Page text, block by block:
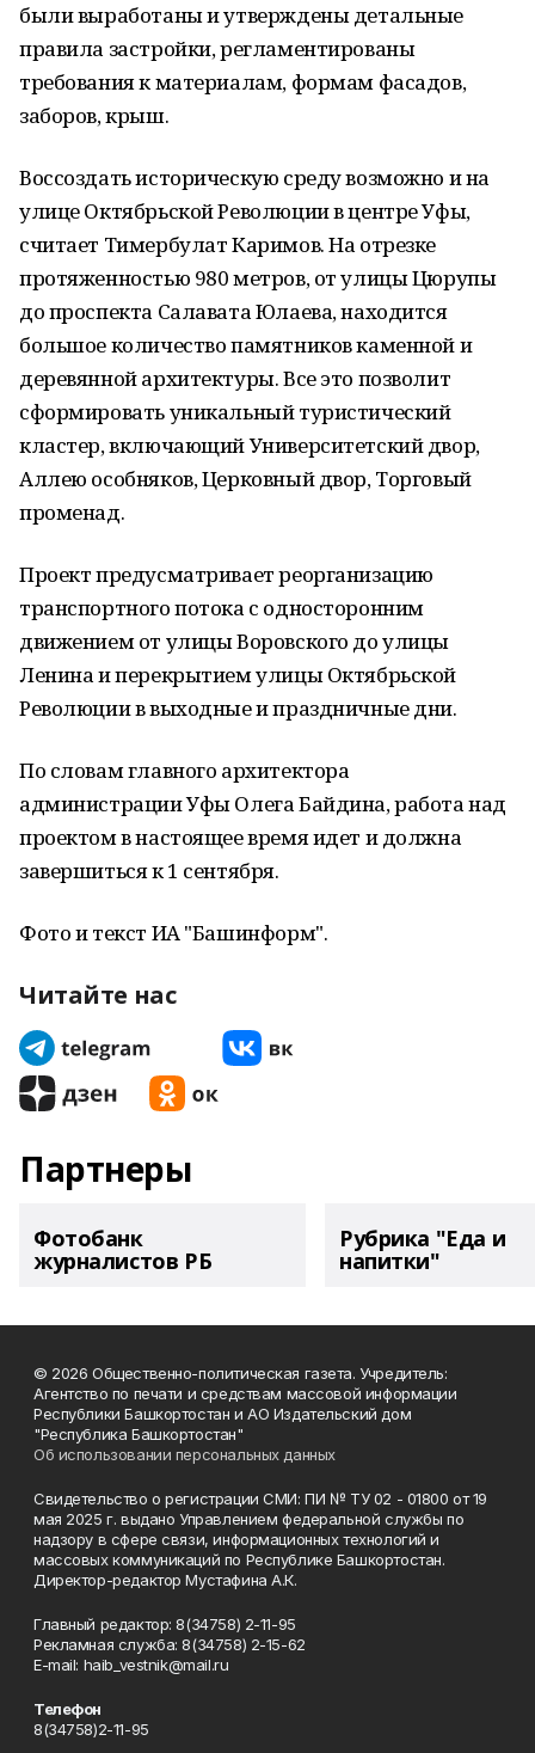
были выработаны и утверждены детальные
правила застройки, регламентированы
требования к материалам, формам фасадов,
заборов, крыш.
Воссоздать историческую среду возможно и на
улице Октябрьской Революции в центре Уфы,
считает Тимербулат Каримов. На отрезке
протяженностью 980 метров, от улицы Цюрупы
до проспекта Салавата Юлаева, находится
большое количество памятников каменной и
деревянной архитектуры. Все это позволит
сформировать уникальный туристический
кластер, включающий Университетский двор,
Аллею особняков, Церковный двор, Торговый
променад.
Проект предусматривает реорганизацию
транспортного потока с односторонним
движением от улицы Воровского до улицы
Ленина и перекрытием улицы Октябрьской
Революции в выходные и праздничные дни.
По словам главного архитектора
администрации Уфы Олега Байдина, работа над
проектом в настоящее время идет и должна
завершиться к 1 сентября.
Фото и текст ИА "Башинформ".
Читайте нас
Партнеры
Фотобанк
журналистов РБ
Рубрика "Еда и
напитки"
© 2026 Общественно-политическая газета. Учредитель:
Агентство по печати и средствам массовой информации
Республики Башкортостан и АО Издательский дом
"Республика Башкортостан"
Об использовании персональных данных
Свидетельство о регистрации СМИ: ПИ № ТУ 02 - 01800 от 19
мая 2025 г. выдано Управлением федеральной службы по
надзору в сфере связи, информационных технологий и
массовых коммуникаций по Республике Башкортостан.
Директор-редактор Мустафина А.К.
Главный редактор: 8(34758) 2-11-95
Рекламная служба: 8(34758) 2-15-62
Е-mаil: haib_vestnik@mail.ru
Телефон
8(34758)2-11-95